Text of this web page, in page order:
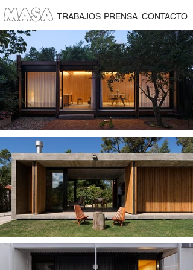
TRABAJOS PRENSA CONTACTO